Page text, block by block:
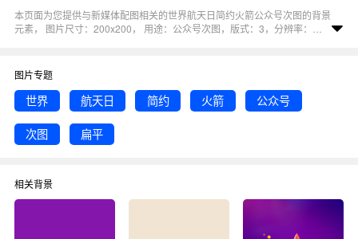
本页面为您提供与新媒体配图相关的世界航天日简约火箭公众号次图的背景
元素， 图片尺寸：200x200， 用途：公众号次图，版式：3，分辨率：
比较感兴趣，赶快点击编辑吧！
图片专题
世界 航天日 简约 火箭 公众号
次图 扁平
相关背景